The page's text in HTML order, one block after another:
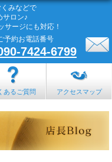
みなどで
サロン♪
サージにも対応！
予約お電話番号
7424-6799
あるご質問 アクセスマップ